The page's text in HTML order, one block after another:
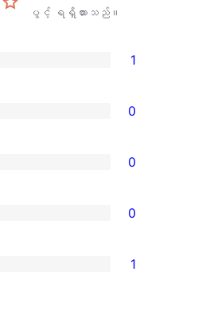
ပွင့် ရရှိထားသည်။
1
0
0
0
1